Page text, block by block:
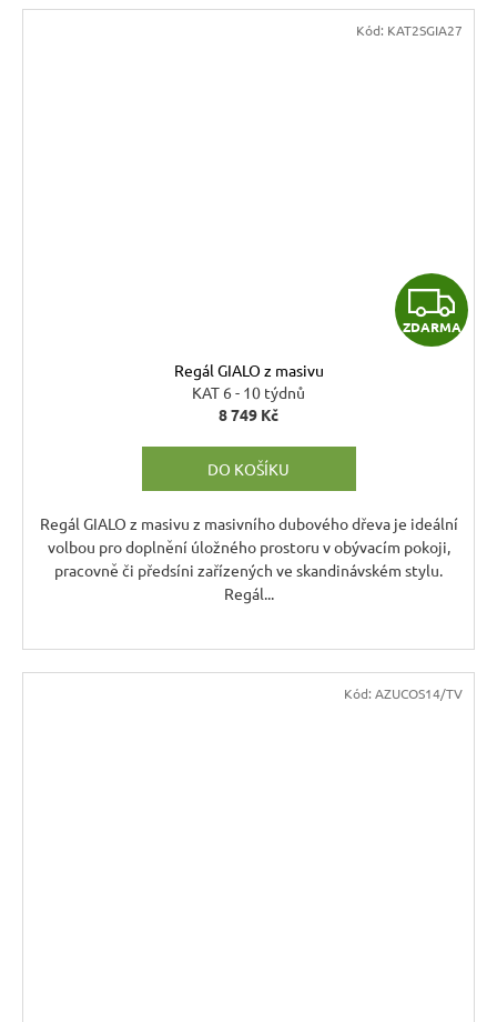
Z
D
A
ZDARMA
Regál GIALO z masivu
KAT 6 - 10 týdnů
8 749 Kč
DO KOŠÍKU
Regál GIALO z masivu z masivního dubového dřeva je ideální
volbou pro doplnění úložného prostoru v obývacím pokoji,
pracovně či předsíni zařízených ve skandinávském stylu.
Regál...
Kód: KAT2SGIA27
Kód: AZUCOS14/TV